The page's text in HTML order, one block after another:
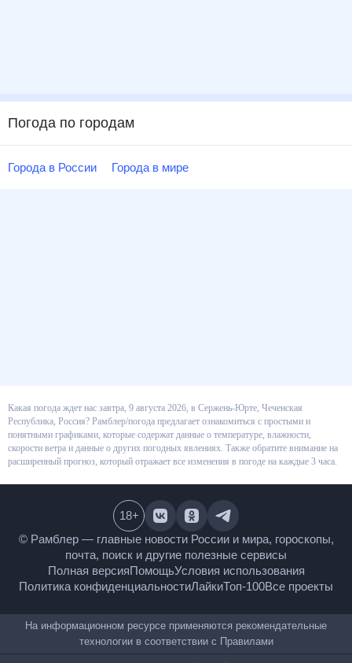
Погода по городам
Города в России Города в мире
Какая погода ждет нас завтра, 9 августа 2026, в Сержень-Юрте, Чеченская
Республика, Россия? Рамблер/погода предлагает ознакомиться с
простыми и понятными графиками, которые содержат данные о
температуре, влажности, скорости ветра и данные о других погодных
явлениях. Также обратите внимание на расширенный прогноз, который
© Рамблер — главные новости России и мира,
гороскопы, почта, поиск и другие полезные сервисы
Полная версияПомощьУсловия использования
Все проекты
18+
На информационном ресурсе применяются